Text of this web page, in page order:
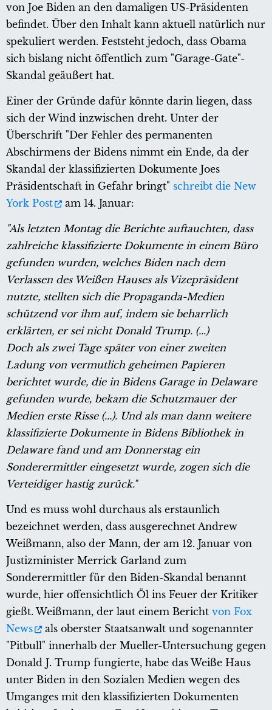
von Joe Biden an den damaligen US-Präsidenten
befindet. Über den Inhalt kann aktuell natürlich nur
spekuliert werden. Feststeht jedoch, dass Obama
sich bislang nicht öffentlich zum "Garage-Gate"-
Skandal geäußert hat.
Einer der Gründe dafür könnte darin liegen, dass
sich der Wind inzwischen dreht. Unter der
Überschrift "Der Fehler des permanenten
Abschirmens der Bidens nimmt ein Ende, da der
Skandal der klassifizierten Dokumente Joes
Präsidentschaft in Gefahr bringt" schreibt die New
York Post
am 14. Januar:
"Als letzten Montag die Berichte auftauchten, dass
zahlreiche klassifizierte Dokumente in einem Büro
gefunden wurden, welches Biden nach dem
Verlassen des Weißen Hauses als Vizepräsident
nutzte, stellten sich die Propaganda-Medien
schützend vor ihm auf, indem sie beharrlich
erklärten, er sei nicht Donald Trump. (...)
Doch als zwei Tage später von einer zweiten
Ladung von vermutlich geheimen Papieren
berichtet wurde, die in Bidens Garage in Delaware
gefunden wurde, bekam die Schutzmauer der
Medien erste Risse (...). Und als man dann weitere
klassifizierte Dokumente in Bidens Bibliothek in
Delaware fand und am Donnerstag ein
Sonderermittler eingesetzt wurde, zogen sich die
Verteidiger hastig zurück."
Und es muss wohl durchaus als erstaunlich
bezeichnet werden, dass ausgerechnet Andrew
Weißmann, also der Mann, der am 12. Januar von
Justizminister Merrick Garland zum
Sonderermittler für den Biden-Skandal benannt
wurde, hier offensichtlich Öl ins Feuer der Kritiker
gießt. Weißmann, der laut einem Bericht von Fox
News
als oberster Staatsanwalt und sogenannter
"Pitbull" innerhalb der Mueller-Untersuchung gegen
Donald J. Trump fungierte, habe das Weiße Haus
unter Biden in den Sozialen Medien wegen des
Umganges mit den klassifizierten Dokumenten